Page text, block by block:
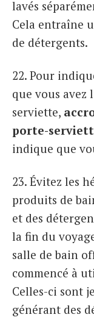
lavés
Cela entraîne
de détergents.
22. Pour
que vous
serviette,
porte-
indique que
23. Évitez les
produits de
et des
la fin du
salle de bain
commencé à
Celles-ci sont
générant des